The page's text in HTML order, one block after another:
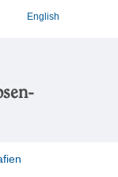
English